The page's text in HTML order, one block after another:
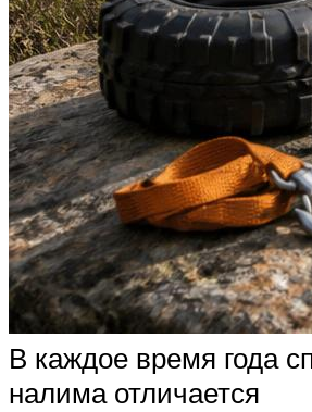
В каждое время года
налима отличается